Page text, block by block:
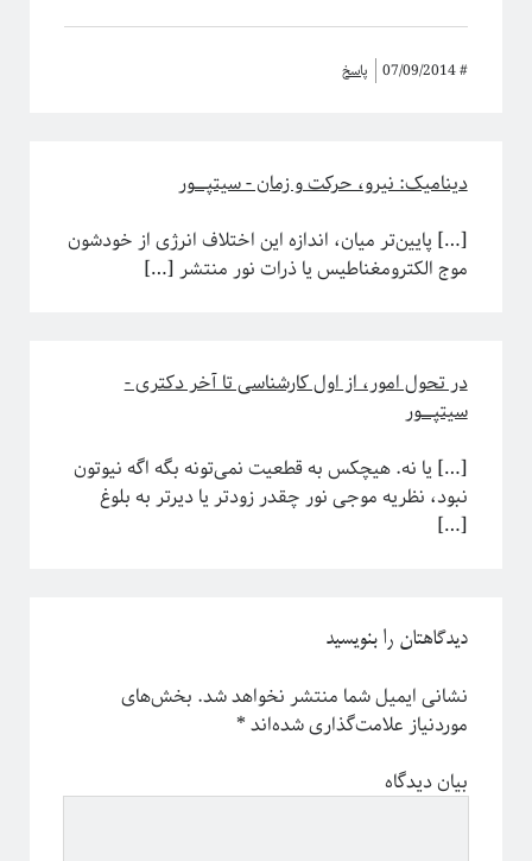
فوتونیک
فیزیک زیستی
فیزیکدانان ایرانی
ماده چگال
هوش مصنوعی
چندرسانه
کوانتوم
کیهان شناسی
خوراک ورودی‌ها
خوراک دیدگاه‌ها
#
07/09/2014 پاسخ
دینامیک: نیرو، حرکت و زمان - سیتپـــــور
[…] پایین‌تر میان، اندازه این اختلاف انرژی از خودشون
موج الکترومغناطیس یا ذرات نور منتشر […]
در تحول امور، از اول کارشناسی تا آخر دکتری -
سیتپـــــور
[…] یا نه. هیچکس به قطعیت نمی‌تونه بگه اگه نیوتون
نبود، نظریه موجی نور چقدر زودتر یا دیرتر به بلوغ
[…]
دیدگاهتان را بنویسید
نشانی ایمیل شما منتشر نخواهد شد. بخش‌های
موردنیاز علامت‌گذاری شده‌اند*
بیان دیدگاه